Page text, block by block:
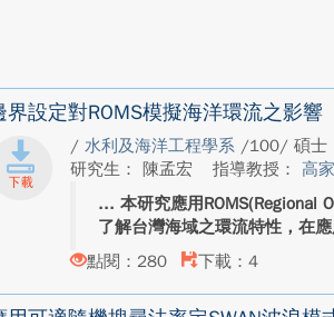
界設定對ROMS模擬海洋環流之影響
/水利及海洋工程學系 /100/ 碩士
研究生： 陳孟宏
指導教授：高
本研究應用ROMS(Regional
了解台灣海域之環流特性，在
點閱：280
下載：4